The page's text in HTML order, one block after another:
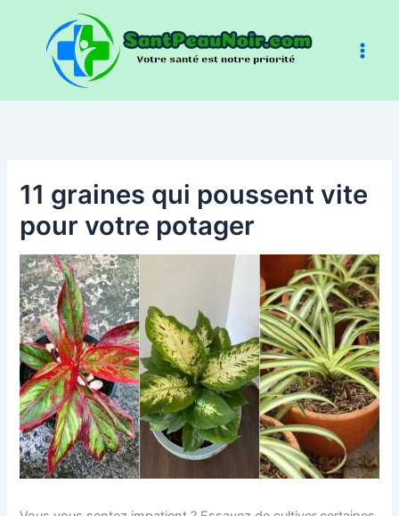
contenu
11 graines qui poussent vite
pour votre potager